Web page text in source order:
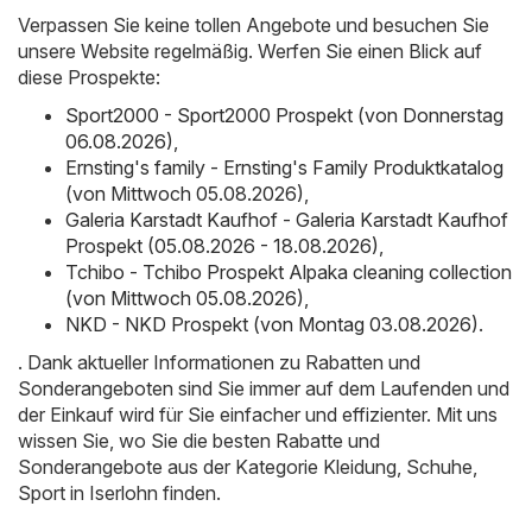
Verpassen Sie keine tollen Angebote und besuchen Sie
unsere Website regelmäßig. Werfen Sie einen Blick auf
diese Prospekte:
Sport2000 - Sport2000 Prospekt (von Donnerstag
06.08.2026)
Ernsting's family - Ernsting's Family Produktkatalog
(von Mittwoch 05.08.2026)
Galeria Karstadt Kaufhof - Galeria Karstadt Kaufhof
Prospekt (05.08.2026 - 18.08.2026)
Tchibo - Tchibo Prospekt Alpaka cleaning collection
(von Mittwoch 05.08.2026)
NKD - NKD Prospekt (von Montag 03.08.2026).
. Dank aktueller Informationen zu Rabatten und
Sonderangeboten sind Sie immer auf dem Laufenden und
der Einkauf wird für Sie einfacher und effizienter. Mit uns
wissen Sie, wo Sie die besten Rabatte und
Sonderangebote aus der Kategorie Kleidung, Schuhe,
Sport in Iserlohn finden.